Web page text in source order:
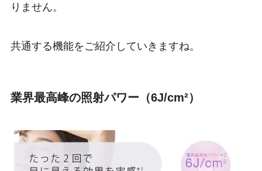
りません。
共通する機能をご紹介していきますね。
業界最高峰の照射パワー（6J/cm²）